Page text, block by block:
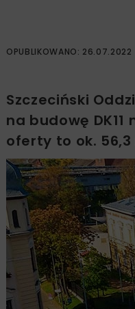
OPUBLIKOWANO: 26.07.2022
Szczeciński
na budowę
oferty to ok. 56,3